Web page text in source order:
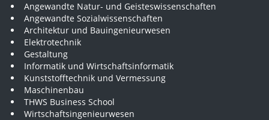
Angewandte Natur- und Geisteswissenschaften
Angewandte Sozialwissenschaften
Architektur und Bauingenieurwesen
Elektrotechnik
Gestaltung
Informatik und Wirtschaftsinformatik
Kunststofftechnik und Vermessung
Maschinenbau
THWS Business School
Wirtschaftsingenieurwesen